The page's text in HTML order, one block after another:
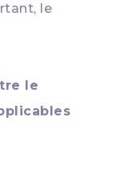
le
le